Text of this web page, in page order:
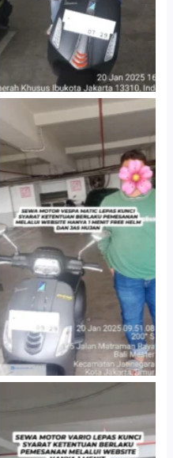
Cityplaza Jatinegara
Gedung Parkir P6A